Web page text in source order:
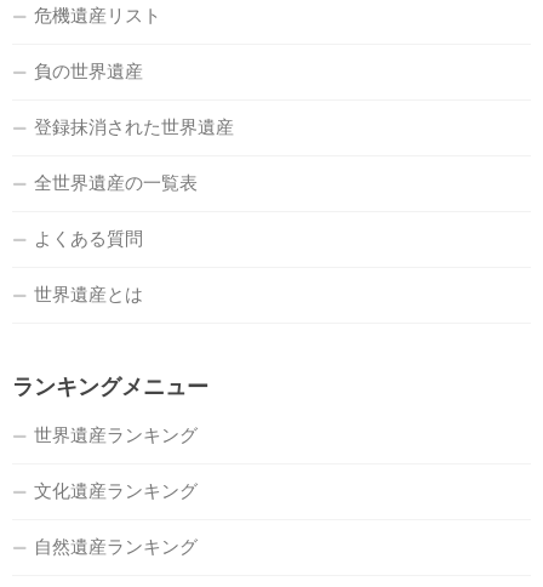
危機遺産リスト
負の世界遺産
登録抹消された世界遺産
全世界遺産の一覧表
よくある質問
世界遺産とは
ランキングメニュー
世界遺産ランキング
文化遺産ランキング
自然遺産ランキング